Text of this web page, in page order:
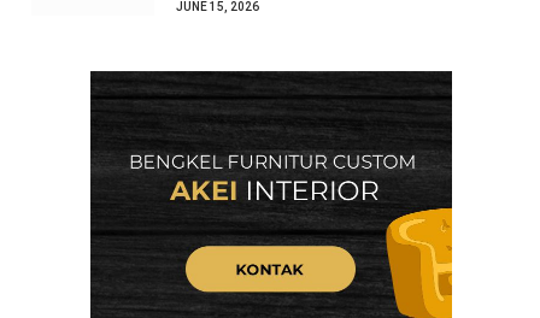
JUNE 15, 2026